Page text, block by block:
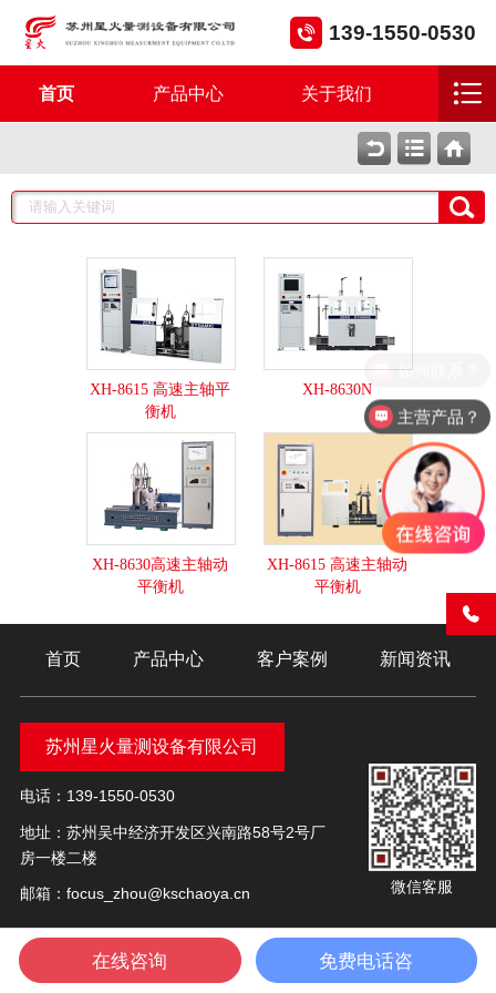
139-1550-0530
首页 产品中心 关于我们
XH-8615 高速主轴平
衡机
XH-8630N
XH-8630高速主轴动
平衡机
XH-8615 高速主轴动
平衡机
首页 产品中心 客户案例 新闻资讯
苏州星火量测设备有限公司
电话：139-1550-0530
地址：苏州吴中经济开发区兴南路58号2号厂
房一楼二楼
邮箱：focus_zhou@kschaoya.cn 微信客服
主营产品？
如何联系？
在线咨询 免费电话咨